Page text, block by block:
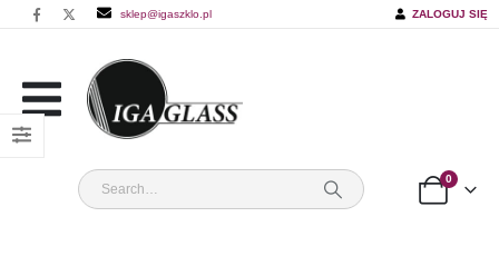
sklep@igaszklo.pl ZALOGUJ SIĘ
0